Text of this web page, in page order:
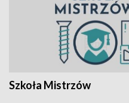
Szkoła Mistrzów